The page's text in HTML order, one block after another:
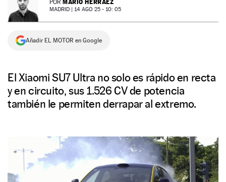
NEWSLETTER
SÍGUENOS
POR MARIO HERRÁEZ
MADRID | 14 AGO 25 - 10: 05
Añadir EL MOTOR en Google
El Xiaomi SU7 Ultra no solo es rápido en recta
y en circuito, sus 1.526 CV de potencia
también le permiten derrapar al extremo.